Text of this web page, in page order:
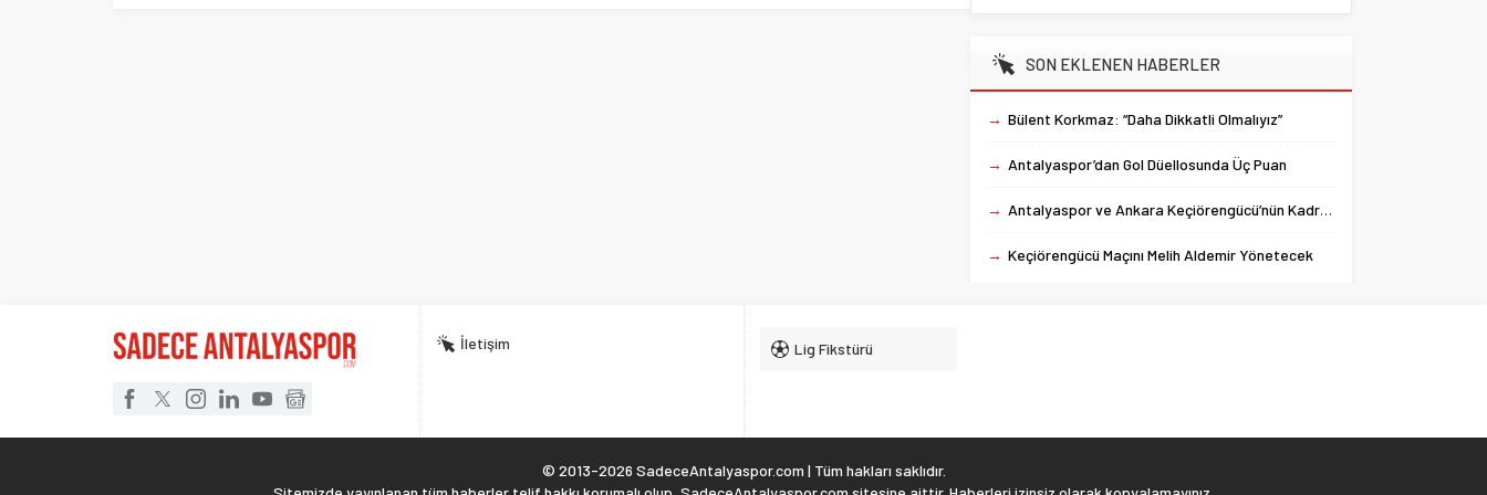
SON EKLENEN HABERLER
→ Bülent Korkmaz: “Daha Dikkatli Olmalıyız”
→ Antalyaspor’dan Gol Düellosunda Üç Puan
→ Antalyaspor ve Ankara Keçiörengücü’nün Kadroları Belli Oldu
→ Keçiörengücü Maçını Melih Aldemir Yönetecek
İletişim Lig Fikstürü
© 2013-2026 SadeceAntalyaspor.com | Tüm hakları saklıdır.